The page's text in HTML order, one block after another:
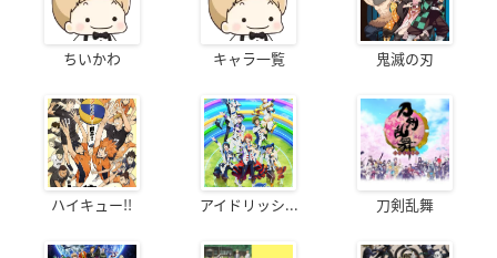
ちいかわ キャラ一覧 鬼滅の刃
ハイキュー!! アイドリッシ... 刀剣乱舞